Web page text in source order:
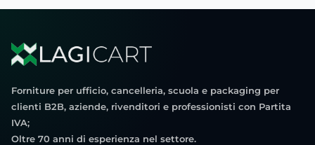
Forniture per ufficio, cancelleria, scuola e packaging per
clienti B2B, aziende, rivenditori e professionisti con Partita
IVA;
Oltre 70 anni di esperienza nel settore.